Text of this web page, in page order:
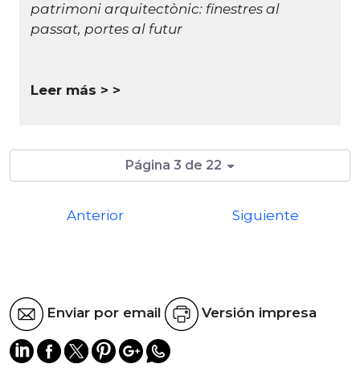
patrimoni arquitectònic: finestres al
passat, portes al futur
Leer más >
Página 3 de 22
Anterior Siguiente
Enviar por email Versión impresa